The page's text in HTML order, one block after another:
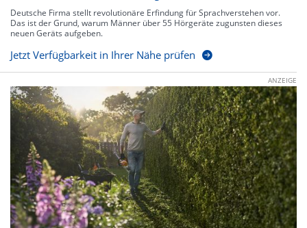
Deutsche Firma stellt revolutionäre Erfindung für Sprachverstehen vor.
Das ist der Grund, warum Männer über 55 Hörgeräte zugunsten dieses
neuen Geräts aufgeben.
Jetzt Verfügbarkeit in Ihrer Nähe prüfen
ANZEIGE